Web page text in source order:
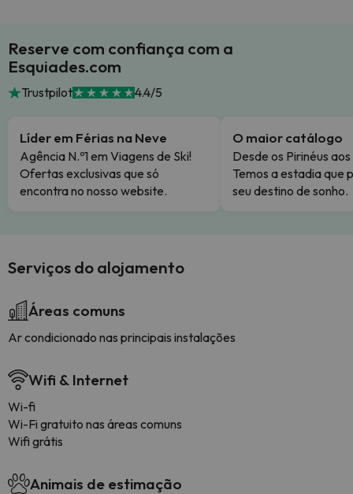
Reserve com confiança com a
Esquiades.com
Trustpilot 4.4/5
Líder em Férias na Neve
Agência N.º1 em Viagens de Ski!
Ofertas exclusivas que só
encontra no nosso website.
O maior catálogo
Desde os Pirinéus
Temos a estadia que
seu destino de sonho.
Serviços do alojamento
Áreas comuns
Ar condicionado nas principais instalações
Wifi & Internet
Wi-fi
Wi-Fi gratuito nas áreas comuns
Wifi grátis
Animais de estimação